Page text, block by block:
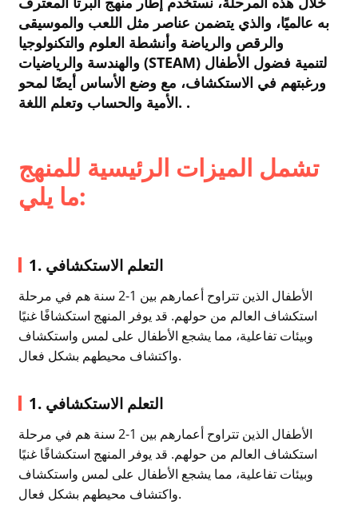
به عالميًا، والذي يتضمن عناصر مثل اللعب والموسيقى
والرقص والرياضة وأنشطة العلوم والتكنولوجيا
والهندسة والرياضيات (STEAM) لتنمية فضول الأطفال
ورغبتهم في الاستكشاف، مع وضع الأساس أيضًا لمحو
الأمية والحساب وتعلم اللغة. .
تشمل الميزات الرئيسية للمنهج
ما يلي:
1. التعلم الاستكشافي
الأطفال الذين تتراوح أعمارهم بين 1-2 سنة هم في مرحلة
استكشاف العالم من حولهم. قد يوفر المنهج استكشافًا غنيًا
وبيئات تفاعلية، مما يشجع الأطفال على لمس واستكشاف
واكتشاف محيطهم بشكل فعال.
1. التعلم الاستكشافي
الأطفال الذين تتراوح أعمارهم بين 1-2 سنة هم في مرحلة
استكشاف العالم من حولهم. قد يوفر المنهج استكشافًا غنيًا
وبيئات تفاعلية، مما يشجع الأطفال على لمس واستكشاف
واكتشاف محيطهم بشكل فعال.